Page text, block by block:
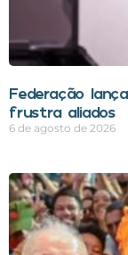
Federação
frustra aliados
6 de agosto de 2026